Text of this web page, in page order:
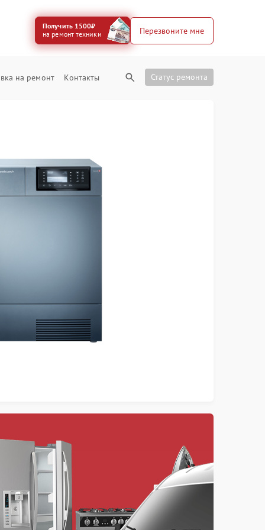
Получить 1500₽
на ремонт техники
Перезвоните мне
на ремонт Контакты Статус ремонта